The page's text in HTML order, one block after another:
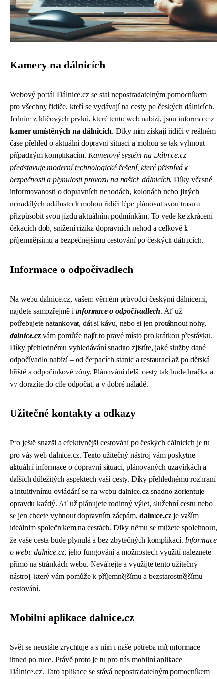
Kamery na dálnicích
Webový portál Dálnice.cz se stal nepostradatelným pomocníkem
pro všechny řidiče, kteří se vydávají na cesty po českých dálnicích.
Jedním z klíčových prvků, které tento web nabízí, jsou informace z
kamer umístěných na dálnicích. Díky nim získají řidiči v reálném
čase přehled o aktuální dopravní situaci a mohou se tak vyhnout
případným komplikacím. Kamerový systém na Dálnice.cz
představuje moderní technologické řešení, které přispívá k
bezpečnosti a plynulosti provozu na našich dálnicích. Díky včasné
informovanosti o dopravních nehodách, kolonách nebo jiných
nenadálých událostech mohou řidiči lépe plánovat svou trasu a
přizpůsobit svou jízdu aktuálním podmínkám. To vede ke zkrácení
čekacích dob, snížení rizika dopravních nehod a celkově k
příjemnějšímu a bezpečnějšímu cestování po českých dálnicích.
Informace o odpočívadlech
Na webu dalnice.cz, vašem věrném průvodci českými dálnicemi,
najdete samozřejmě i informace o odpočívadlech. Ať už
potřebujete natankovat, dát si kávu, nebo si jen protáhnout nohy,
dalnice.cz vám pomůže najít to pravé místo pro krátkou přestávku.
Díky přehlednému vyhledávání snadno zjistíte, jaké služby dané
odpočívadlo nabízí – od čerpacích stanic a restaurací až po dětská
hřiště a odpočinkové zóny. Plánování delší cesty tak bude hračka a
vy dorazíte do cíle odpočatí a v dobré náladě.
Užitečné kontakty a odkazy
Pro ještě snazší a efektivnější cestování po českých dálnicích je tu
pro vás web dalnice.cz. Tento užitečný nástroj vám poskytne
aktuální informace o dopravní situaci, plánovaných uzavírkách a
dalších důležitých aspektech vaší cesty. Díky přehlednému rozhraní
a intuitivnímu ovládání se na webu dalnice.cz snadno zorientuje
opravdu každý. Ať už plánujete rodinný výlet, služební cestu nebo
se jen chcete vyhnout dopravním zácpám, dalnice.cz je vaším
ideálním společníkem na cestách. Díky němu se můžete spolehnout,
že vaše cesta bude plynulá a bez zbytečných komplikací. Informace
o webu dalnice.cz, jeho fungování a možnostech využití naleznete
přímo na stránkách webu. Neváhejte a využijte tento užitečný
nástroj, který vám pomůže k příjemnějšímu a bezstarostnějšímu
cestování.
Mobilní aplikace dalnice.cz
Svět se neustále zrychluje a s ním i naše potřeba mít informace
ihned po ruce. Právě proto je tu pro nás mobilní aplikace
Dálnice.cz. Tato aplikace se stává nepostradatelným pomocníkem